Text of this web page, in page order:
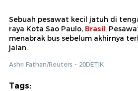
Sebuah pesawat kecil jatuh di
raya Kota Sao Paulo, Brasil.
menabrak bus sebelum akhirnya
jalan.
Ashri Fathan/Reuters - 20DETIK
Tags: